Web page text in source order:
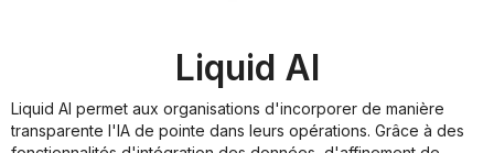
Liquid AI
Liquid AI permet aux organisations d'incorporer de manière
transparente l'IA de pointe dans leurs opérations. Grâce à des